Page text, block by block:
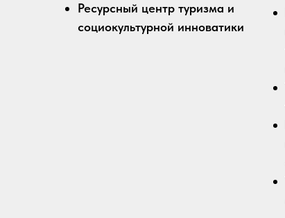
Ресурсный центр туризма и
социокультурной инноватики